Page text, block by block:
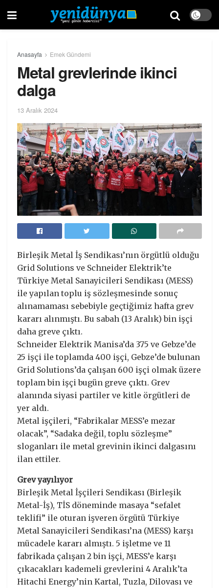
Anasayfa Emek Gündemi
Metal grevlerinde ikinci
dalga
13 Aralık 2024
Birleşik Metal İş Sendikası’nın örgütlü olduğu
Grid Solutions ve Schneider Elektrik’te
Türkiye Metal Sanayicileri Sendikası (MESS)
ile yapılan toplu iş sözleşmesinde sonuç
alınamaması sebebiyle geçtiğimiz hafta grev
kararı alınmıştı. Bu sabah (13 Aralık) bin işçi
daha greve çıktı.
Schneider Elektrik Manisa’da 375 ve Gebze’de
25 işçi ile toplamda 400 işçi, Gebze’de bulunan
Grid Solutions’da çalışan 600 işçi olmak üzere
toplam bin işçi bugün greve çıktı. Grev
alanında siyasi partiler ve kitle örgütleri de
yer aldı.
Metal işçileri, “Fabrikalar MESS’e mezar
olacak”, “Sadaka değil, toplu sözleşme”
sloganları ile metal grevinin ikinci dalgasını
ilan ettiler.
Grev yayılıyor
Birleşik Metal İşçileri Sendikası (Birleşik
Metal-İş), TİS döneminde masaya “sefalet
teklifi” ile oturan işveren örgütü Türkiye
Metal Sanayicileri Sendikası’na (MESS) karşı
mücadele kararı almıştı. 5 işletme ve 11
fabrikada çalışan 2 bin işçi, MESS’e karşı
çıkacakları kademeli grevlerini 4 Aralık’ta
Hitachi Energy’nin Kartal, Tuzla, Dilovası ve